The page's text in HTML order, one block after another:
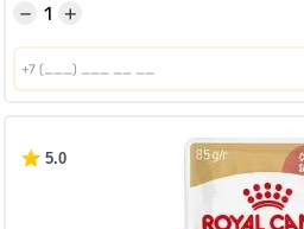
+
−
5.0